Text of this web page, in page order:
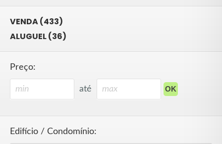
VENDA (433)
ALUGUEL (36)
Preço:
até
Edifício / Condomínio: